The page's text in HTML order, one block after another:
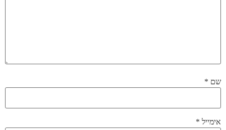
שם *
אימייל *